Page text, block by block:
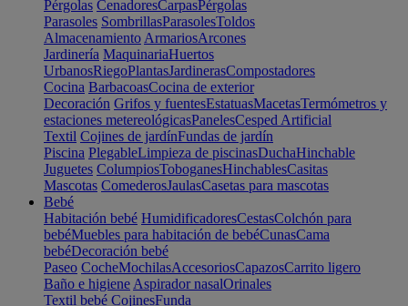
Pérgolas CenadoresCarpasPérgolas
Parasoles SombrillasParasolesToldos
Almacenamiento ArmariosArcones
Jardinería MaquinariaHuertos
UrbanosRiegoPlantasJardinerasCompostadores
Cocina BarbacoasCocina de exterior
Decoración Grifos y fuentesEstatuasMacetasTermómetros y
estaciones metereológicasPanelesCesped Artificial
Textil Cojines de jardínFundas de jardín
Piscina PlegableLimpieza de piscinasDuchaHinchable
Juguetes ColumpiosToboganesHinchablesCasitas
Mascotas ComederosJaulasCasetas para mascotas
Bebé
Habitación bebé HumidificadoresCestasColchón para
bebéMuebles para habitación de bebéCunasCama
bebéDecoración bebé
Paseo CocheMochilasAccesoriosCapazosCarrito ligero
Baño e higiene Aspirador nasalOrinales
Textil bebé CojinesFunda